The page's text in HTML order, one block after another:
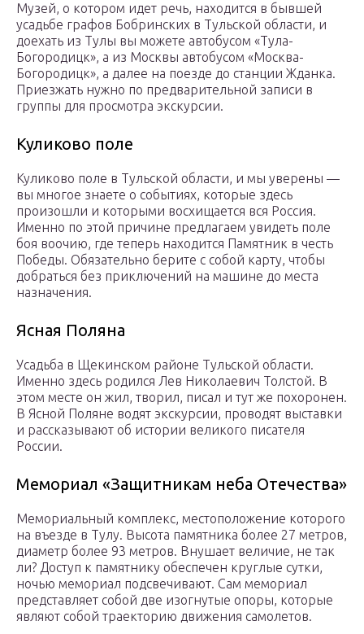
Музей, о котором идет речь, находится в бывшей
усадьбе графов Бобринских в Тульской области, и
доехать из Тулы вы можете автобусом «Тула-
Богородицк», а из Москвы автобусом «Москва-
Богородицк», а далее на поезде до станции Жданка.
Приезжать нужно по предварительной записи в
группы для просмотра экскурсии.
Куликово поле
Куликово поле в Тульской области, и мы уверены —
вы многое знаете о событиях, которые здесь
произошли и которыми восхищается вся Россия.
Именно по этой причине предлагаем увидеть поле
боя воочию, где теперь находится Памятник в честь
Победы. Обязательно берите с собой карту, чтобы
добраться без приключений на машине до места
назначения.
Ясная Поляна
Усадьба в Щекинском районе Тульской области.
Именно здесь родился Лев Николаевич Толстой. В
этом месте он жил, творил, писал и тут же похоронен.
В Ясной Поляне водят экскурсии, проводят выставки
и рассказывают об истории великого писателя
России.
Мемориал «Защитникам неба Отечества»
Мемориальный комплекс, местоположение которого
на въезде в Тулу. Высота памятника более 27 метров,
диаметр более 93 метров. Внушает величие, не так
ли? Доступ к памятнику обеспечен круглые сутки,
ночью мемориал подсвечивают. Сам мемориал
представляет собой две изогнутые опоры, которые
являют собой траекторию движения самолетов.